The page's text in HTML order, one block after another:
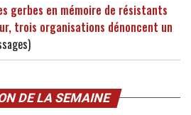
gerbes en mémoire de résistants
trois organisations dénoncent un
DE LA SEMAINE